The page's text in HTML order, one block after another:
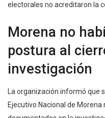
electorales no acreditaron la
Morena no
postura al
investigación
La organización informó que
Ejecutivo Nacional de